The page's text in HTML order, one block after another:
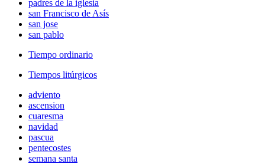
padres de la iglesia
san Francisco de Asís
san jose
san pablo
Tiempo ordinario
Tiempos litúrgicos
adviento
ascension
cuaresma
navidad
pascua
pentecostes
semana santa